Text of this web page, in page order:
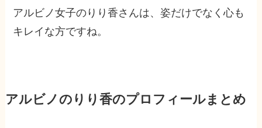
アルビノ女子のりり香さんは、姿だけでなく心も
キレイな方ですね。
アルビノのりり香のプロフィールまとめ